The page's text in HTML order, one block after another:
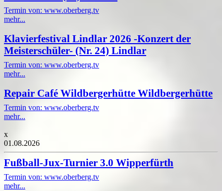
Termin von: www.oberberg.tv
mehr...
Klavierfestival Lindlar 2026 -Konzert der
Meisterschüler- (Nr. 24) Lindlar
Termin von: www.oberberg.tv
mehr...
Repair Café Wildbergerhütte Wildbergerhütte
Termin von: www.oberberg.tv
mehr...
x
01.08.2026
Fußball-Jux-Turnier 3.0 Wipperfürth
Termin von: www.oberberg.tv
mehr...